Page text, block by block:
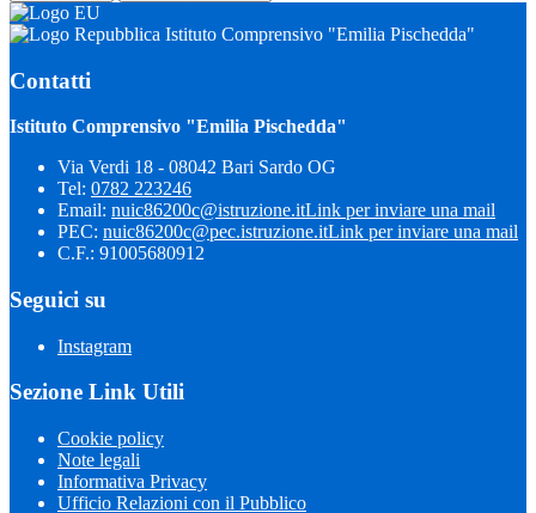
Istituto Comprensivo "Emilia Pischedda"
Contatti
Istituto Comprensivo "Emilia Pischedda"
Via Verdi 18 - 08042 Bari Sardo OG
Tel: 0782 223246
Email: nuic86200c@istruzione.itLink per inviare una mail
PEC: nuic86200c@pec.istruzione.itLink per inviare una mail
C.F.: 91005680912
Seguici su
Instagram
Sezione Link Utili
Cookie policy
Note legali
Informativa Privacy
Ufficio Relazioni con il Pubblico